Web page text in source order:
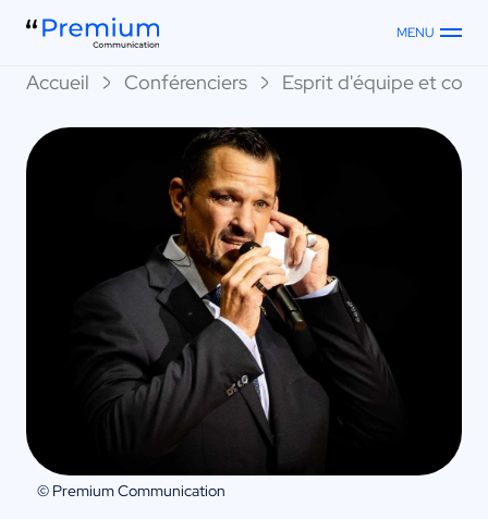
MENU
Accueil Conférenciers Esprit d'équipe et
© Premium Communication